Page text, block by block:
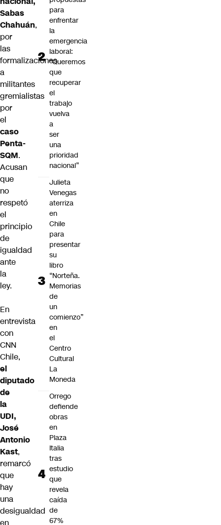
Sabas
Chahuán,
por
las
formalizaciones
a
militantes
gremialistas
por
el
caso
Penta-
SQM.
Acusan
que
no
respetó
el
principio
de
igualdad
ante
la
ley.
En
entrevista
con
CNN
Chile,
el
diputado
de
la
UDI,
José
Antonio
Kast,
remarcó
que
hay
una
desigualdad
en
para
enfrentar
la
emergencia
laboral:
“Queremos
que
recuperar
el
trabajo
vuelva
a
ser
una
prioridad
nacional”
Julieta
Venegas
aterriza
en
Chile
para
presentar
su
libro
“Norteña.
Memorias
de
un
comienzo”
en
el
Centro
Cultural
La
Moneda
Orrego
defiende
obras
en
Plaza
Italia
tras
estudio
que
revela
caída
de
67%